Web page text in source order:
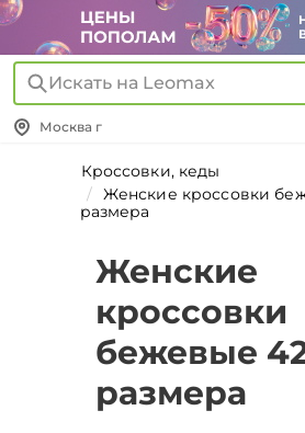
Искать на Leomax
Москва г
Кроссовки, кеды
Женские кроссовки
размера
Женские
кроссовки
бежевые
размера